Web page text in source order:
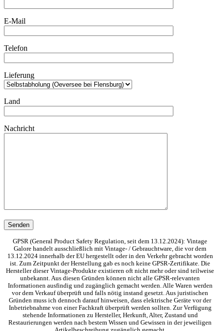
E-Mail
Telefon
Lieferung
Land
Nachricht
GPSR (General Product Safety Regulation, seit dem 13.12.2024): Vintage
Galore handelt ausschließlich mit Vintage- / Gebrauchtware, die vor dem
13.12.2024 innerhalb der EU hergestellt oder in den Verkehr gebracht worden
ist. Zum Zeitpunkt der Herstellung gab es noch keine GPSR-Zertifikate. Die
Hersteller dieser Vintage-Produkte existieren oft nicht mehr oder sind teilweise
unbekannt. Aus diesen Gründen können nicht alle GPSR-relevanten
Informationen ausfindig und zugänglich gemacht werden. Alle Waren werden
vor dem Verkauf überprüft und falls nötig instand gesetzt. Aus juristischen
Gründen muss ich dennoch darauf hinweisen, dass elektrische Geräte vor der
Inbetriebnahme von einer Fachkraft überprüft werden sollten. Zur Verfügung
stehende Informationen zu Hersteller, Herkunft, Alter, Zustand und
Restaurierungen werden nach bestem Wissen und Gewissen in der jeweiligen